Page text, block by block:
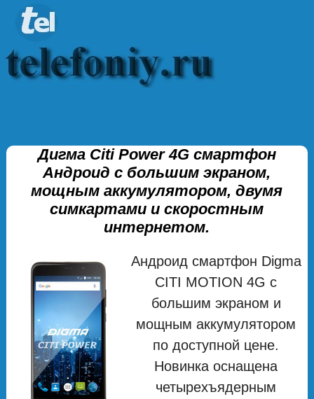
Дигма Citi Power 4G смартфон
Андроид с большим экраном,
мощным аккумулятором, двумя
симкартами и скоростным
интернетом.
Андроид смартфон Digma
CITI MOTION 4G с
большим экраном и
мощным аккумулятором
по доступной цене.
Новинка оснащена
четырехъядерным